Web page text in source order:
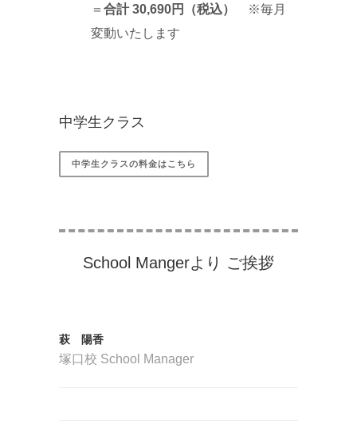
＝ 合計 30,690円（税込）
※毎月
変動いたします
中学生クラス
中学生クラスの料金はこちら
School Mangerより ご挨拶
萩 陽香
塚口校 School Manager